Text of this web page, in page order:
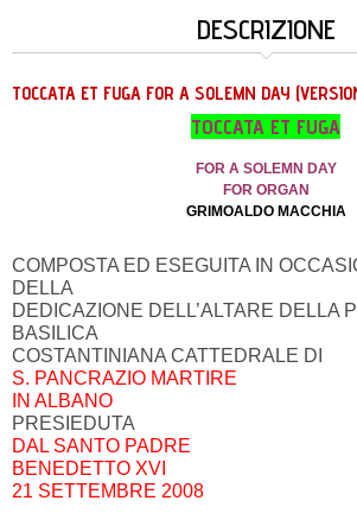
DESCRIZIONE
TOCCATA ET FUGA FOR A SOLEMN DAY
TOCCATA ET FUGA
FOR A SOLEMN DAY
FOR ORGAN
GRIMOALDO MACCHIA
COMPOSTA ED ESEGUITA IN
DELLA
DEDICAZIONE DELL’ALTARE DELLA
BASILICA
COSTANTINIANA CATTEDRALE DI
S. PANCRAZIO MARTIRE
IN ALBANO
PRESIEDUTA
DAL SANTO PADRE
BENEDETTO XVI
21 SETTEMBRE 2008